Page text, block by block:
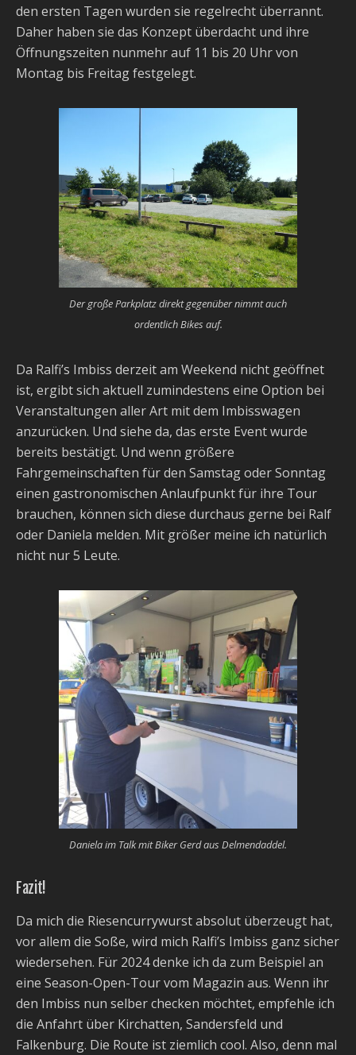
den ersten Tagen wurden sie regelrecht überrannt.
Daher haben sie das Konzept überdacht und ihre
Öffnungszeiten nunmehr auf 11 bis 20 Uhr von
Montag bis Freitag festgelegt.
Der große Parkplatz direkt gegenüber nimmt auch
ordentlich Bikes auf.
Da Ralfi’s Imbiss derzeit am Weekend nicht geöffnet
ist, ergibt sich aktuell zumindestens eine Option bei
Veranstaltungen aller Art mit dem Imbisswagen
anzurücken. Und siehe da, das erste Event wurde
bereits bestätigt. Und wenn größere
Fahrgemeinschaften für den Samstag oder Sonntag
einen gastronomischen Anlaufpunkt für ihre Tour
brauchen, können sich diese durchaus gerne bei Ralf
oder Daniela melden. Mit größer meine ich natürlich
nicht nur 5 Leute.
Daniela im Talk mit Biker Gerd aus Delmendaddel.
Fazit!
Da mich die Riesencurrywurst absolut überzeugt hat,
vor allem die Soße, wird mich Ralfi’s Imbiss ganz sicher
wiedersehen. Für 2024 denke ich da zum Beispiel an
eine Season-Open-Tour vom Magazin aus. Wenn ihr
den Imbiss nun selber checken möchtet, empfehle ich
die Anfahrt über Kirchatten, Sandersfeld und
Falkenburg. Die Route ist ziemlich cool. Also, denn mal